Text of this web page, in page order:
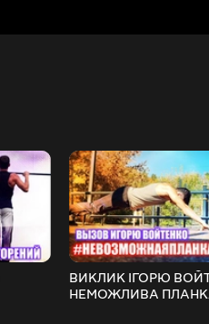
ВИКЛИК ІГОРЮ
НЕМОЖЛИВА